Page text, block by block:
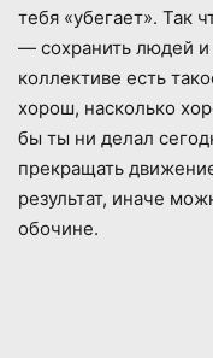
тебя «убегает». Так
— сохранить людей и
коллективе есть
хорош, насколько
бы ты ни делал
прекращать
результат, иначе
обочине.